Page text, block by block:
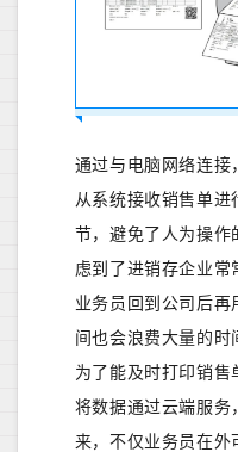
通过与电脑网络连接
从系统接收销售单
节，避免了人为操作
虑到了进销存企业常
业务员回到公司后再
间也会浪费大量的时
为了能及时打印销售
将数据通过云端服务
来，不仅业务员在外